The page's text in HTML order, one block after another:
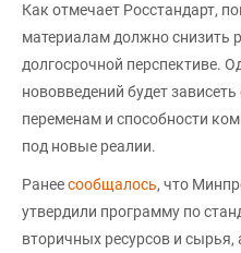
Как отмечает Росстандарт,
материалам должно снизить
долгосрочной перспективе.
нововведений будет
переменам и способности
под новые реалии.
Ранеесообщалось, что
утвердили программу по
вторичных ресурсов и сырья,